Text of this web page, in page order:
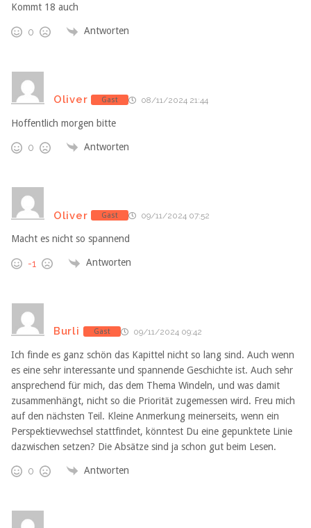
Kommt 18 auch
0 Antworten
Oliver Gast 08/11/2024 21:44
Hoffentlich morgen bitte
0 Antworten
Oliver Gast 09/11/2024 07:52
Macht es nicht so spannend
-1 Antworten
Burli Gast 09/11/2024 09:42
Ich finde es ganz schön das Kapittel nicht so lang sind. Auch wenn
es eine sehr interessante und spannende Geschichte ist. Auch sehr
ansprechend für mich, das dem Thema Windeln, und was damit
zusammenhängt, nicht so die Priorität zugemessen wird. Freu mich
auf den nächsten Teil. Kleine Anmerkung meinerseits, wenn ein
Perspektievwechsel stattfindet, könntest Du eine gepunktete Linie
dazwischen setzen? Die Absätze sind ja schon gut beim Lesen.
0 Antworten